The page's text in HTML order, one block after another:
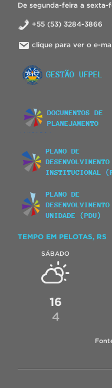
De segunda-feira a sexta-
+55 (53) 3284-3866
clique para ver o e-
TEMPO EM PELOTAS, RS
SÁBADO
16
4